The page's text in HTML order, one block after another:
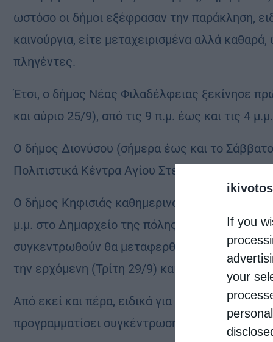
If you
your
ωστόσο οι δήμοι εξέφρασαν την παράκληση,
καινούργια, είτε μεταχειρισμένα αλλά
πληγέντες.
Έτσι, ο δήμος Νέας Φιλαδέλφειας ξεκίνησε
και αύριο 25/9), από τις 9 π.μ. έως και τις 4
Ο δήμος Διονύσου (σήμερα έως και το
Πολιτιστικά Κέντρα Αγίου Στεφάνου και
Ο δήμος Κηφισιάς καθημερινά έως και την
μ.μ. στο Δημαρχείο της πόλης και στο κτίριο
συγκεντρωθούν θα μεταφερθούν με τη
την ερχόμενη (Τρίτη 29/9) και θα παραδοθούν
Από εκεί και πέρα, ειδικά για αύριο
προγραμματίσει συγκέντρωση βοήθειας: